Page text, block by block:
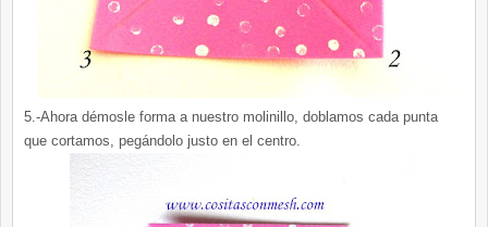
5.-Ahora démosle forma a nuestro molinillo, doblamos cada punta
que cortamos, pegándolo justo en el centro.